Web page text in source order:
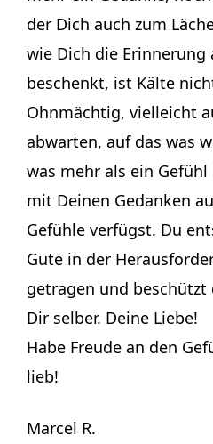
der Dich auch zum
wie Dich die
beschenkt, ist Kälte
Ohnmächtig, vielleicht
abwarten, auf das was
was mehr als ein
mit Deinen Gedanken
Gefühle verfügst. Du
Gute in der
getragen und beschützt
Dir selber. Deine Liebe!
Habe Freude an den
lieb!
Marcel R.